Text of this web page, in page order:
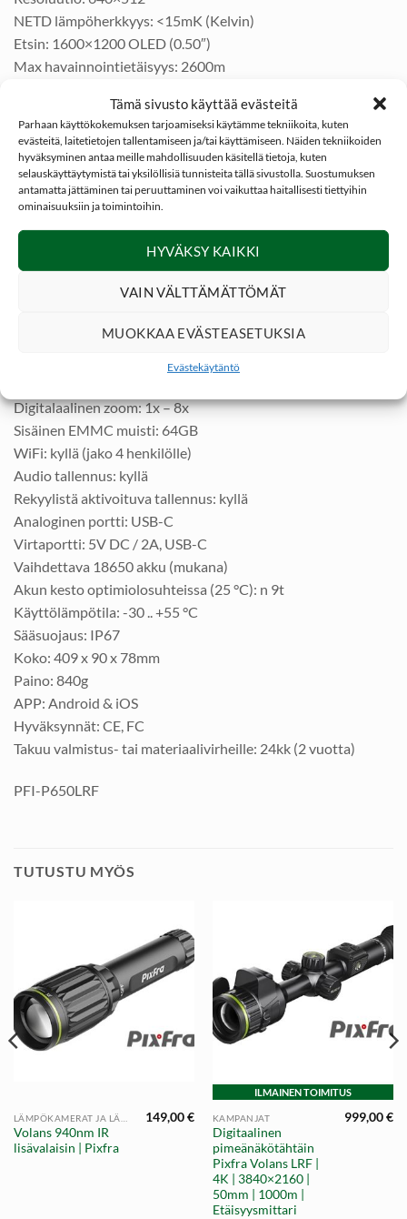
Tämä sivusto käyttää evästeitä
Parhaan käyttökokemuksen tarjoamiseksi käytämme tekniikoita, kuten
evästeitä, laitetietojen tallentamiseen ja/tai käyttämiseen. Näiden tekniikoiden
hyväksyminen antaa meille mahdollisuuden käsitellä tietoja, kuten
selauskäyttäytymistä tai yksilöllisiä tunnisteita tällä sivustolla. Suostumuksen
antamatta jättäminen tai peruuttaminen voi vaikuttaa haitallisesti tiettyihin
ominaisuuksiin ja toimintoihin.
HYVÄKSY KAIKKI
VAIN VÄLTTÄMÄTTÖMÄT
MUOKKAA EVÄSTEASETUKSIA
Evästekäytäntö
NETD lämpöherkkyys: <15mK (Kelvin)
Etsin: 1600×1200 OLED (0.50″)
Max havainnointietäisyys: 2600m
Etäisyysmittarin tarkkuus: ±1m
Lyhin tarkennusetäisyys: 3m
6 eri katseluväriä: valkoinen / musta / punainen / oranssi /
meripihka / smaragdi
Kenno: vanadiinioksidi jossa jäähdyttämätön polttotaso
Spektrialue: 8 µm – 14 µm
Kuvataajuus: 50Hz
Polttoväli: 50mm
FOV 100m: H: 8.8° / V:7.0°
Digitalaalinen zoom: 1x – 8x
Sisäinen EMMC muisti: 64GB
WiFi: kyllä (jako 4 henkilölle)
Audio tallennus: kyllä
Rekyylistä aktivoituva tallennus: kyllä
Analoginen portti: USB-C
Virtaportti: 5V DC / 2A, USB-C
Vaihdettava 18650 akku (mukana)
Akun kesto optimiolosuhteissa (25 °C): n 9t
Käyttölämpötila: -30 .. +55 °C
Sääsuojaus: IP67
Koko: 409 x 90 x 78mm
Paino: 840g
APP: Android & iOS
Hyväksynnät: CE, FC
Takuu valmistus- tai materiaalivirheille: 24kk (2 vuotta)
PFI-P650LRF
TUTUSTU MYÖS
Volans 940nm IR
lisävalaisin | Pixfra
149,00€
ILMAINEN TOIMITUS
KAMPANJAT
Digitaalinen
pimeänäkötähtäin
Pixfra Volans LRF |
4K | 3840×2160 |
50mm | 1000m |
Etäisyysmittari
999,00€